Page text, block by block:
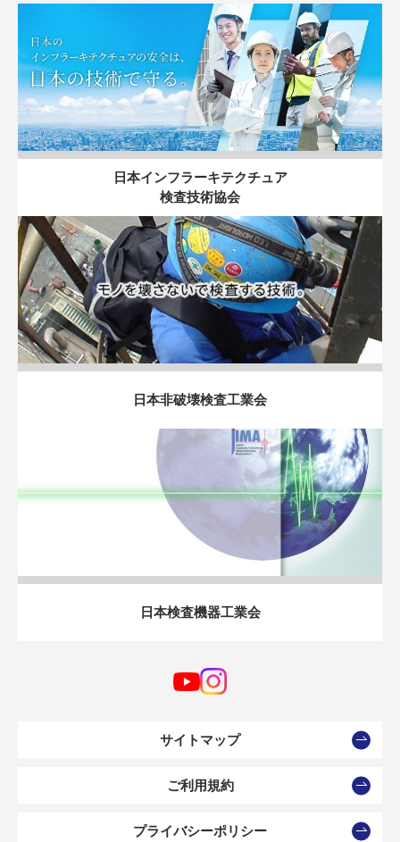
日本インフラーキテクチュア
検査技術協会
日本非破壊検査工業会
日本検査機器工業会
サイトマップ
ご利用規約
プライバシーポリシー